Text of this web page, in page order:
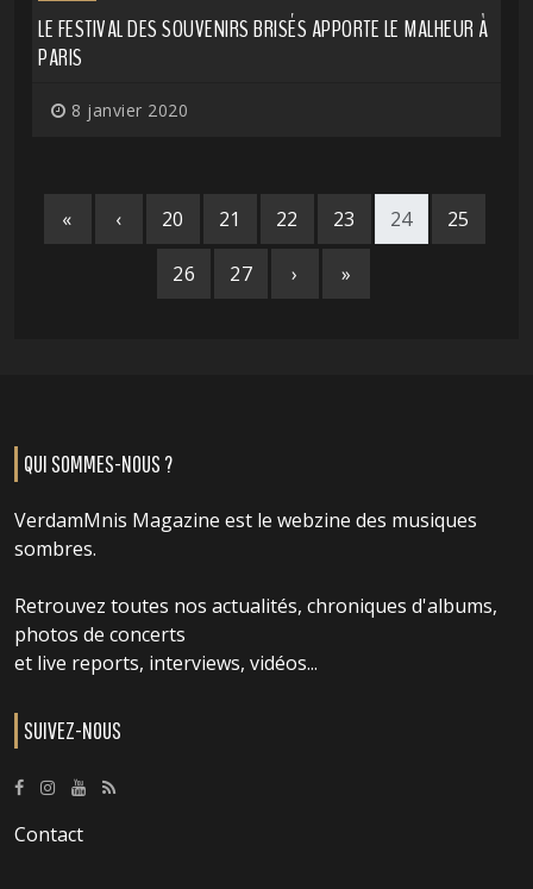
LE FESTIVAL DES SOUVENIRS BRISÉS APPORTE LE MALHEUR À
PARIS
8 janvier 2020
« ‹ 20 21 22 23 24 25
26 27 › »
QUI SOMMES-NOUS ?
VerdamMnis Magazine est le webzine des musiques
sombres.
Retrouvez toutes nos actualités, chroniques d'albums,
photos de concerts
et live reports, interviews, vidéos...
SUIVEZ-NOUS
Contact